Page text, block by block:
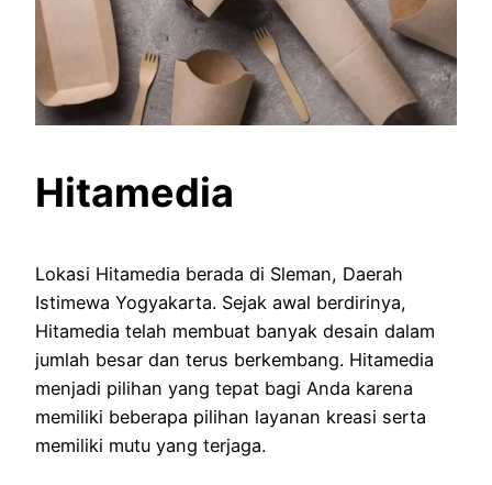
Hitamedia
Lokasi Hitamedia berada di Sleman, Daerah
Istimewa Yogyakarta. Sejak awal berdirinya,
Hitamedia telah membuat banyak desain dalam
jumlah besar dan terus berkembang. Hitamedia
menjadi pilihan yang tepat bagi Anda karena
memiliki beberapa pilihan layanan kreasi serta
memiliki mutu yang terjaga.